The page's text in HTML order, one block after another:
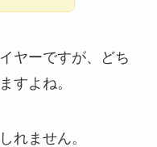
ヤーですが、どち
すよね。
れません。